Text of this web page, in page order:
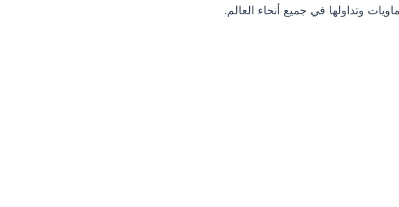
وتداولها في جميع أنحاء العالم.